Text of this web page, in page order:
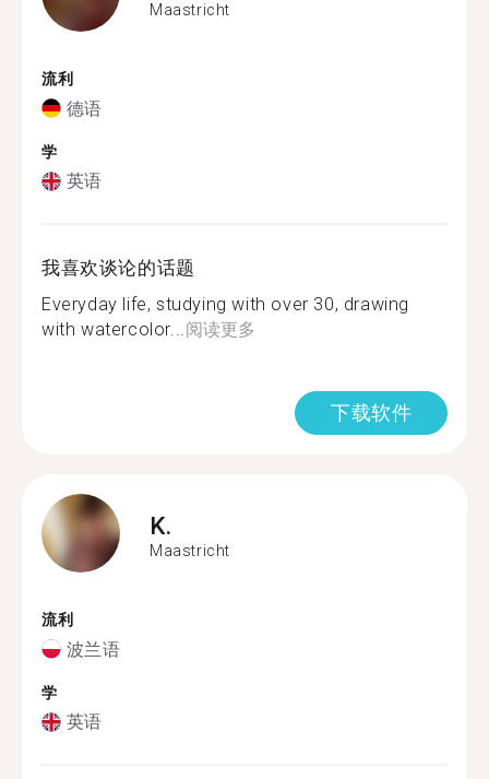
Maastricht
流利
德语
学
英语
我喜欢谈论的话题
Everyday life, studying with over 30, drawing
with watercolor...阅读更多
下载软件
K.
Maastricht
流利
波兰语
学
英语